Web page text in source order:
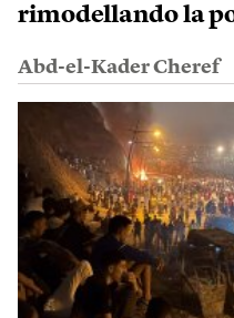
rimodellando la
Abd-el-Kader Cheref